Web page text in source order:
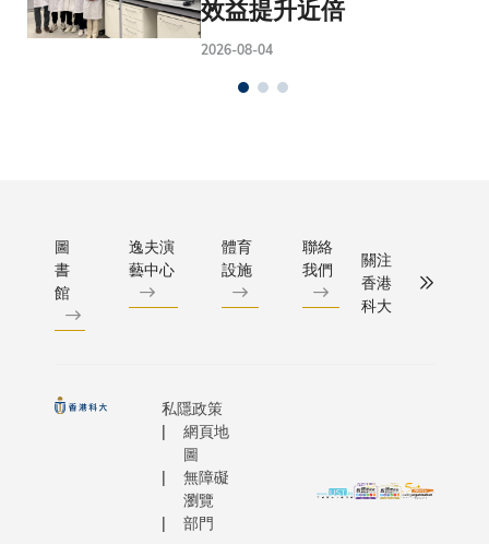
效益提升近倍
2026-08-04
圖
書
館
逸夫演
藝中心
體育
設施
聯絡
我們
關注
香港
科大
私隱政策
網頁地
圖
無障礙
瀏覽
部門